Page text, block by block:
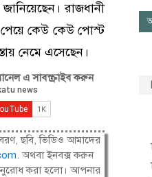
রাজধানী
পেয়ে কেউ কেউ পোস্ট
নেমে এসেছেন।
এ সাবস্ক্রাইব করুন
ছবি, ভিডিও আমাদের
. অথবা ইনবক্স করুন
করা হলো। আপনার